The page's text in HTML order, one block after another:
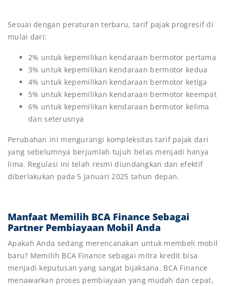
Sesuai dengan peraturan terbaru, tarif pajak progresif di
mulai dari:
2% untuk kepemilikan kendaraan bermotor pertama
3% untuk kepemilikan kendaraan bermotor kedua
4% untuk kepemilikan kendaraan bermotor ketiga
5% untuk kepemilikan kendaraan bermotor keempat
6% untuk kepemilikan kendaraan bermotor kelima
dan seterusnya
Perubahan ini mengurangi kompleksitas tarif pajak dari
yang sebelumnya berjumlah tujuh belas menjadi hanya
lima. Regulasi ini telah resmi diundangkan dan efektif
diberlakukan pada 5 Januari 2025 tahun depan.
Manfaat Memilih BCA Finance Sebagai
Partner Pembiayaan Mobil Anda
Apakah Anda sedang merencanakan untuk membeli mobil
baru? Memilih BCA Finance sebagai mitra kredit bisa
menjadi keputusan yang sangat bijaksana. BCA Finance
menawarkan proses pembiayaan yang mudah dan cepat,